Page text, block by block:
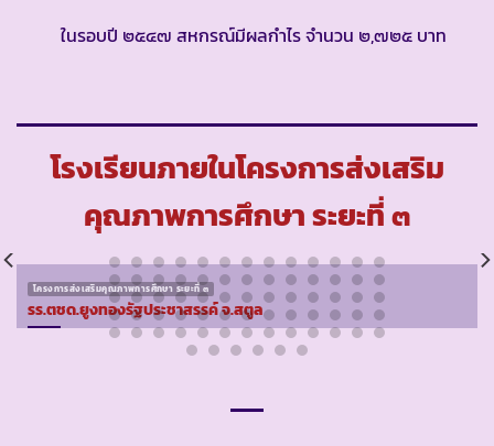
ในรอบปี ๒๕๔๗ สหกรณ์มีผลกำไร จำนวน ๒,๗๒๕ บาท
โรงเรียนภายในโครงการส่งเสริม
คุณภาพการศึกษา ระยะที่ ๓
โครงการส่งเสริมคุณภาพการศึกษา ระยะที่ ๓
รร.ตชด.ยูงทองรัฐประชาสรรค์ จ.สตูล